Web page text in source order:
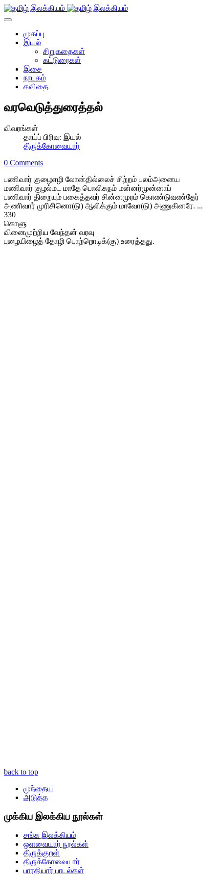
முகப்பு
இயல்
சிறுகதைகள்
கட்டுரைகள்
இசை
நாடகம்
கவிதை
வரவெடுத்துரைத்தல்
விவரங்கள்
தாய்ப் பிரிவு: இயல்
திருக்கோவையார்
0 Comments
பணிவார் குழைஎழி லோன்தில்லைச் சிற்றம் பலம்அனைய
மணிவார் குழல்மட மாதே பொலிகநம் மன்னர்முன்னாப்
பணிவார் திறையும் பகைத்தவர் சின்னமுரம் கொண்டுவண்தேர்
அணிவார் முரிசினொ(டு) ஆலிக்கும் மாவோ(டு) அணுகினரே. ...
330
கொளு
வினைமுற்றிய வேந்தன் வரவு
புழையிழைத் தோழி பொற்றொடிக்(கு) உரைத்தது.
back to top
முந்தைய
அடுத்த
முக்கிய இலக்கிய நூல்கள்
சங்க இலக்கியம்
ஒளவையார் நூல்கள்
திருக்குறள்
திருக்கோவையார்
பாரதியார் பாடல்கள்